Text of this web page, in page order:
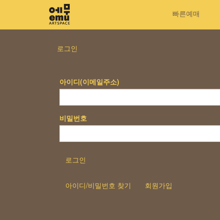
빠른예매
로그인
아이디(이메일주소)
비밀번호
로그인
아이디/비밀번호 찾기 회원가입